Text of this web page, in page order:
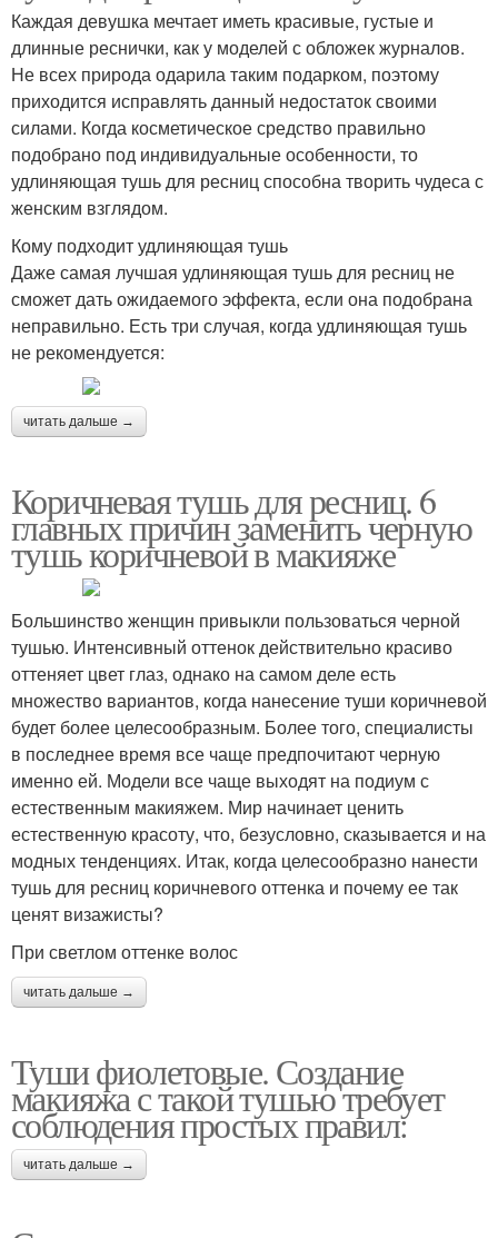
Каждая девушка мечтает иметь красивые, густые и
длинные реснички, как у моделей с обложек журналов.
Не всех природа одарила таким подарком, поэтому
приходится исправлять данный недостаток своими
силами. Когда косметическое средство правильно
подобрано под индивидуальные особенности, то
удлиняющая тушь для ресниц способна творить чудеса с
женским взглядом.
Кому подходит удлиняющая тушь
Даже самая лучшая удлиняющая тушь для ресниц не
сможет дать ожидаемого эффекта, если она подобрана
неправильно. Есть три случая, когда удлиняющая тушь
не рекомендуется:
читать дальше →
Коричневая тушь для ресниц. 6
главных причин заменить черную
тушь коричневой в макияже
Большинство женщин привыкли пользоваться черной
тушью. Интенсивный оттенок действительно красиво
оттеняет цвет глаз, однако на самом деле есть
множество вариантов, когда нанесение туши коричневой
будет более целесообразным. Более того, специалисты
в последнее время все чаще предпочитают черную
именно ей. Модели все чаще выходят на подиум с
естественным макияжем. Мир начинает ценить
естественную красоту, что, безусловно, сказывается и на
модных тенденциях. Итак, когда целесообразно нанести
тушь для ресниц коричневого оттенка и почему ее так
ценят визажисты?
При светлом оттенке волос
читать дальше →
Туши фиолетовые. Создание
макияжа с такой тушью требует
соблюдения простых правил:
читать дальше →